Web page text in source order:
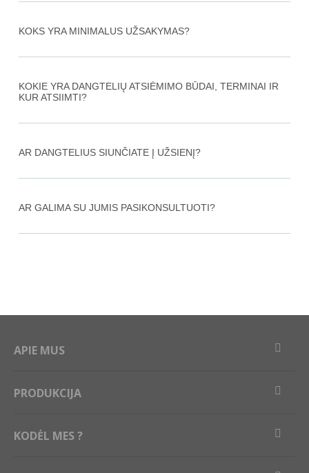
KOKS YRA MINIMALUS UŽSAKYMAS?
KOKIE YRA DANGTELIŲ ATSIĖMIMO BŪDAI, TERMINAI IR
KUR ATSIIMTI?
AR DANGTELIUS SIUNČIATE Į UŽSIENĮ?
AR GALIMA SU JUMIS PASIKONSULTUOTI?
APIE MUS
PRODUKCIJA
KODĖL MES ?